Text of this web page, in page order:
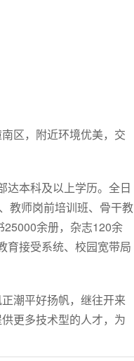
区，附近环境优美，交
达本科及以上学历。全日
教师岗前培训班、骨干教
25000余册，杂志120余
育接受系统、校园宽带局
潮平好扬帆，继往开来
更多技术型的人才，为